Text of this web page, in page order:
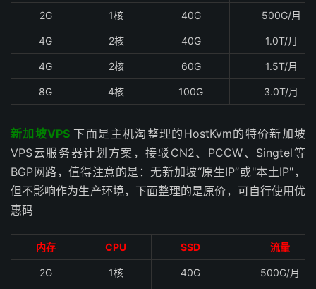
2G 1核 40G 500G/月
4G 2核 40G 1.0T/月
4G 2核 60G 1.5T/月
8G 4核 100G 3.0T/月
新加坡VPS 下面是主机淘整理的HostKvm的特价新加坡
VPS云服务器计划方案，接驳CN2、PCCW、Singtel等
BGP网路，值得注意的是：无新加坡“原生IP”或"本土IP"，
但不影响作为生产环境，下面整理的是原价，可自行使用优
惠码
内存 CPU SSD 流量
2G 1核 40G 500G/月